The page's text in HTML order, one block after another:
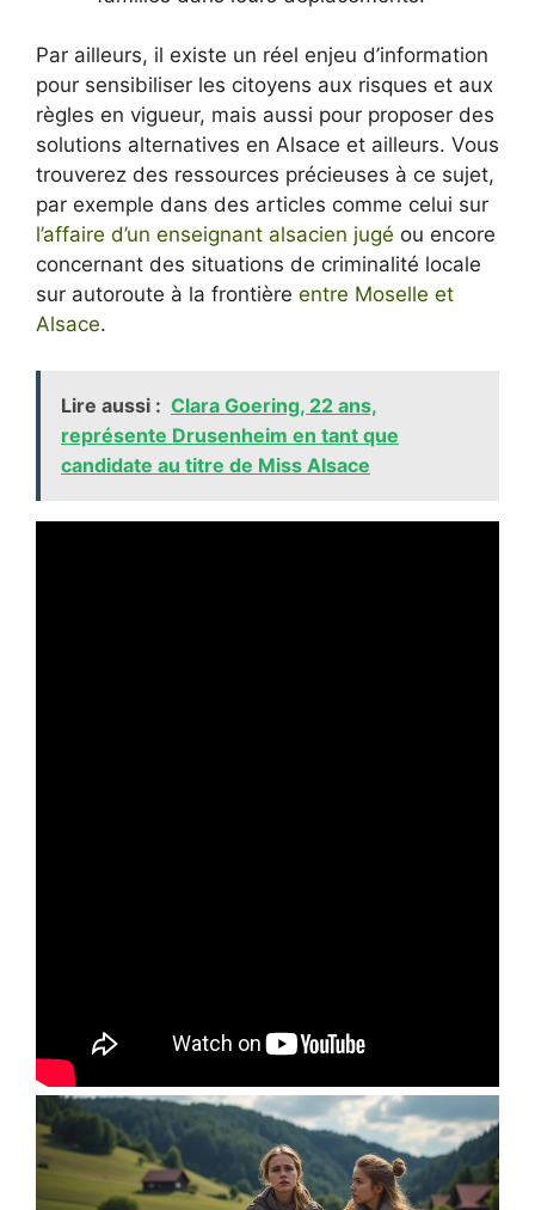
Par ailleurs, il existe un réel enjeu d’information
pour sensibiliser les citoyens aux risques et aux
règles en vigueur, mais aussi pour proposer des
solutions alternatives en Alsace et ailleurs. Vous
trouverez des ressources précieuses à ce sujet,
par exemple dans des articles comme celui sur
l’affaire d’un enseignant alsacien jugé ou encore
concernant des situations de criminalité locale
sur autoroute à la frontière entre Moselle et
Alsace.
Lire aussi : Clara Goering, 22 ans,
représente Drusenheim en tant que
candidate au titre de Miss Alsace